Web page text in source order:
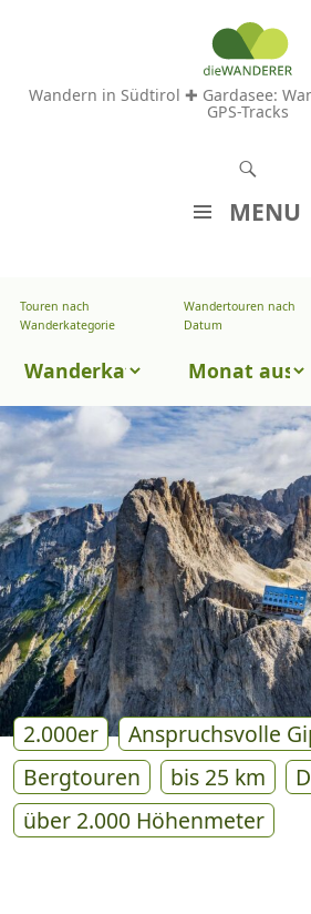
Wandern in Südtirol ✚ Gardasee:
GPS-Tracks
MENU
M
A
L
T
S
P
R
I
N
G
E
N
Touren nach
Wanderkategorie
Touren
Wanderkategorie
Wandertouren nach
Datum
Datum
2.000er
Anspruchsvolle
Bergtouren
bis 25 km
über 2.000 Höhenmeter